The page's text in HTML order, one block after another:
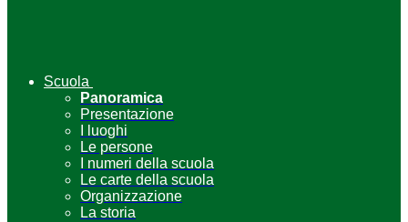
Scuola
Panoramica
Presentazione
I luoghi
Le persone
I numeri della scuola
Le carte della scuola
Organizzazione
La storia